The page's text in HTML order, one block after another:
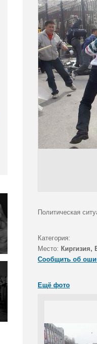
Политическая
Категория:
Место: Киргизия,
Сообщить об
Ещё фото